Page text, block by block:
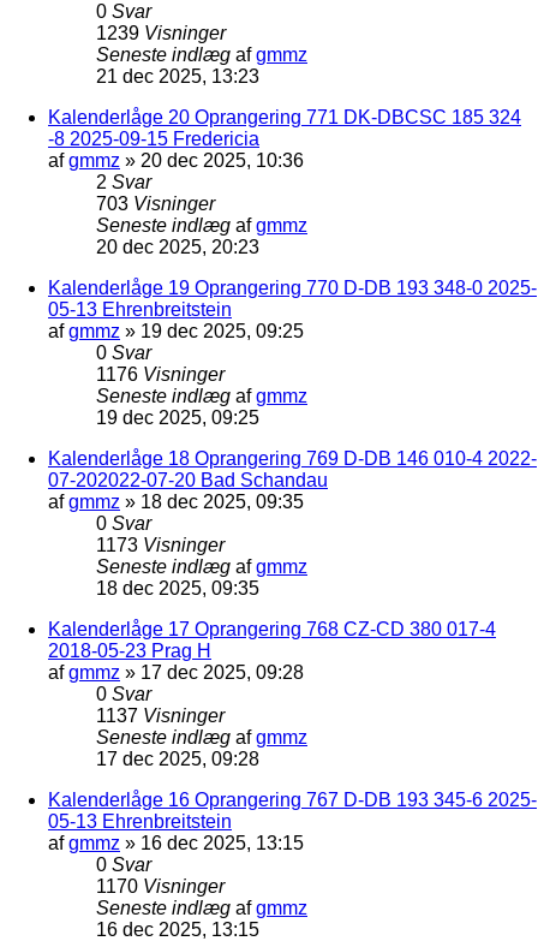
0 Svar
1239 Visninger
Seneste indlæg afgmmz
21 dec 2025, 13:23
Kalenderlåge 20 Oprangering 771 DK-DBCSC 185 324
-8 2025-09-15 Fredericia
afgmmz » 20 dec 2025, 10:36
2 Svar
703 Visninger
Seneste indlæg afgmmz
20 dec 2025, 20:23
Kalenderlåge 19 Oprangering 770 D-DB 193 348-0 2025-
05-13 Ehrenbreitstein
afgmmz » 19 dec 2025, 09:25
0 Svar
1176 Visninger
Seneste indlæg afgmmz
19 dec 2025, 09:25
Kalenderlåge 18 Oprangering 769 D-DB 146 010-4 2022-
07-202022-07-20 Bad Schandau
afgmmz » 18 dec 2025, 09:35
0 Svar
1173 Visninger
Seneste indlæg afgmmz
18 dec 2025, 09:35
Kalenderlåge 17 Oprangering 768 CZ-CD 380 017-4
2018-05-23 Prag H
afgmmz » 17 dec 2025, 09:28
0 Svar
1137 Visninger
Seneste indlæg afgmmz
17 dec 2025, 09:28
Kalenderlåge 16 Oprangering 767 D-DB 193 345-6 2025-
05-13 Ehrenbreitstein
afgmmz » 16 dec 2025, 13:15
0 Svar
1170 Visninger
Seneste indlæg afgmmz
16 dec 2025, 13:15